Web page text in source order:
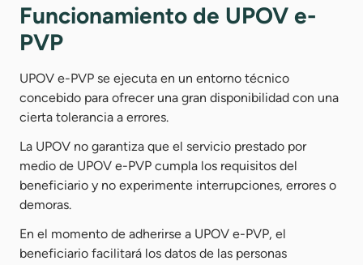
Funcionamiento de UPOV e-
PVP
UPOV e-PVP se ejecuta en un entorno técnico
concebido para ofrecer una gran disponibilidad con una
cierta tolerancia a errores.
La UPOV no garantiza que el servicio prestado por
medio de UPOV e-PVP cumpla los requisitos del
beneficiario y no experimente interrupciones, errores o
demoras.
En el momento de adherirse a UPOV e-PVP, el
beneficiario facilitará los datos de las personas